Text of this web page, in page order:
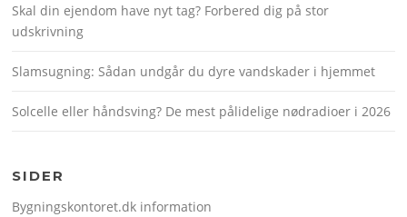
Skal din ejendom have nyt tag? Forbered dig på stor
udskrivning
Slamsugning: Sådan undgår du dyre vandskader i hjemmet
Solcelle eller håndsving? De mest pålidelige nødradioer i 2026
SIDER
Bygningskontoret.dk information